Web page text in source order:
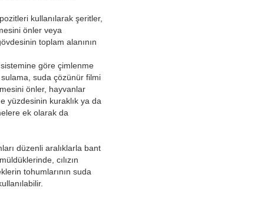
kullanılarak şeritler,
önler veya
toplam alanının
göre çimlenme
suda çözünür filmi
önler, hayvanlar
yüzdesinin kuraklık ya da
ek olarak da
düzenli aralıklarla bant
cılızın
tohumlarının suda